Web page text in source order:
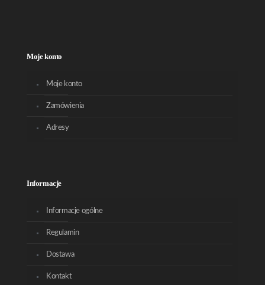
Moje konto
Moje konto
Zamówienia
Adresy
Informacje
Informacje ogólne
Regulamin
Dostawa
Kontakt